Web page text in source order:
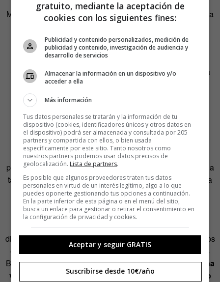
Minsky, que le acogió durante algunas semanas en su casa
el padre indirecto de HAL 9000.
Sin embargo, un aparato real del investigador aterrorizó a
Clarke mucho antes de idear el ordenador malvado más
famoso de la ficción. Pese a su inofensiva sencillez, la
máquina inútil causó un profundo impacto en el escritor.
Se la encontró en el escritorio de Shannon y, tras
observarla, afirmó que había algo «indescriptiblemente
siniestro» en aquella caja «del tamaño y la forma de un
paquete de cigarros».«Con la rotundidad de un ataúd,
la
tapa se cierra de golpe, el zumbido cesa y la paz reina una
vez más.El efecto psicológico, si no te lo esperas, es
devastador»,escribió Clarkeen 1958.
Pese a que al célebre novelista aquel extraño artilugio le
disgustó profundamente, Shannon había construido algunos
ejemplares más y los había repartido por los Laboratorios
Bell. En los 60, la empresa Captain Company fabricó una
versión de aquella máquina, a la que llamó el
Monstruo
gratuito, mediante la aceptación de
cookies con los siguientes fines:
Publicidad y contenido personalizados, medición de
publicidad y contenido, investigación de audiencia y
desarrollo de servicios
Almacenar la información en un dispositivo y/o
acceder a ella
Más información
Tus datos personales se tratarán y la información de tu
dispositivo (cookies, identificadores únicos y otros datos en
el dispositivo) podrá ser almacenada y consultada por 205
partners y compartida con ellos, o bien usada
específicamente por este sitio. Tanto nosotros como
nuestros partners podemos usar datos precisos de
geolocalización. Lista de partners.
Es posible que algunos proveedores traten tus datos
personales en virtud de un interés legítimo, algo a lo que
puedes oponerte gestionando tus opciones a continuación.
En la parte inferior de esta página o en el menú del sitio,
busca un enlace para gestionar o retirar el consentimiento en
la configuración de privacidad y cookies.
Aceptar y seguir GRATIS
Suscribirse desde 10€/año